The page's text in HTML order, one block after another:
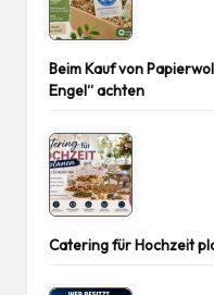
Beim Kauf von
Engel“ achten
Catering für Hochzeit